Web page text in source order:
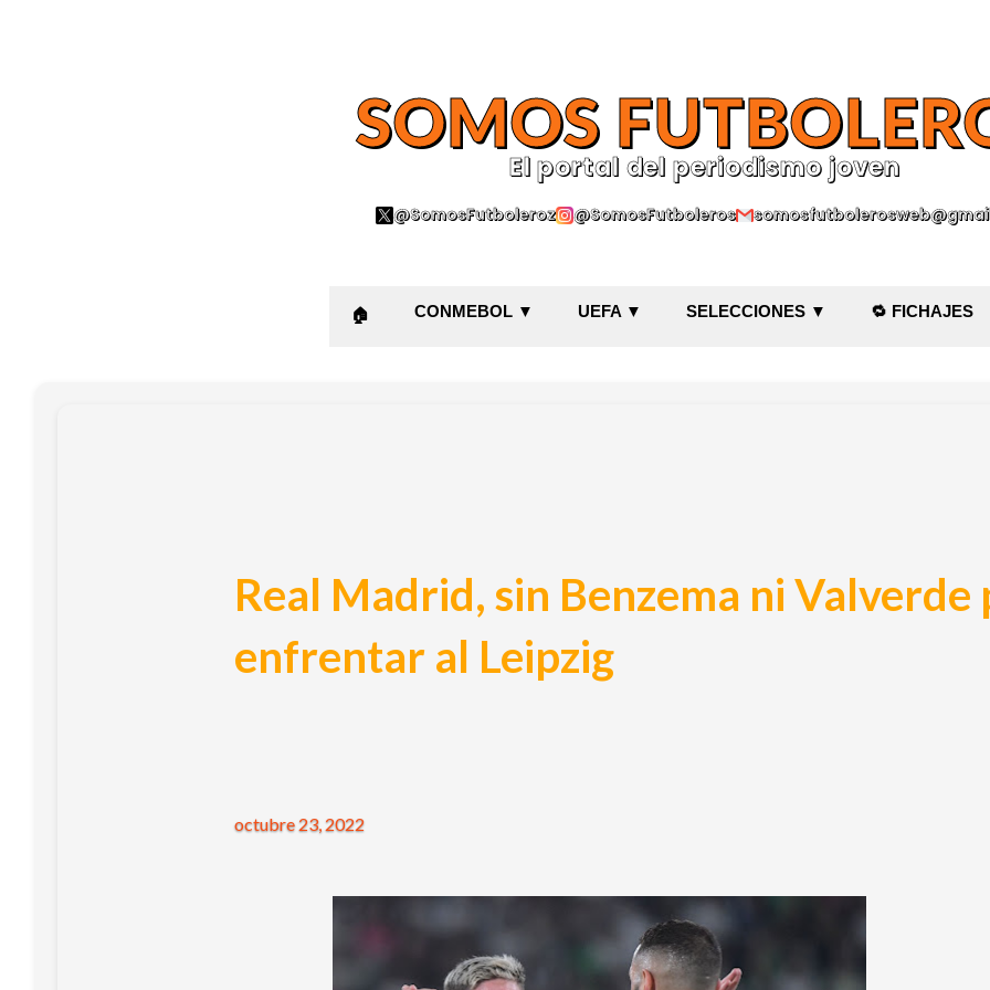
SOMOS
El portal del periodismo joven
@SomosFutboleroz @SomosFutboleros
🏠 CONMEBOL ▼ UEFA ▼ SELECCIONES ▼ 🔁 FICHAJES
Real Madrid, sin Benzema ni Valverde
enfrentar al Leipzig
octubre 23, 2022